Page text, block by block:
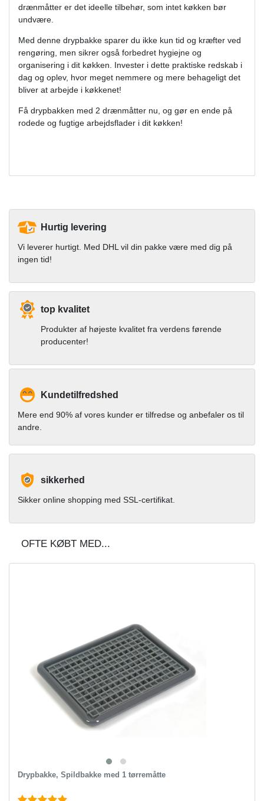
drænmåtter er det ideelle tilbehør, som intet køkken bør
undvære.
Med denne drypbakke sparer du ikke kun tid og kræfter ved
rengøring, men sikrer også forbedret hygiejne og
organisering i dit køkken. Invester i dette praktiske redskab i
dag og oplev, hvor meget nemmere og mere behageligt det
bliver at arbejde i køkkenet!
Få drypbakken med 2 drænmåtter nu, og gør en ende på
rodede og fugtige arbejdsflader i dit køkken!
Hurtig levering
Vi leverer hurtigt. Med DHL vil din pakke være med dig på
ingen tid!
top kvalitet
Produkter af højeste kvalitet fra verdens førende
producenter!
Kundetilfredshed
Mere end 90% af vores kunder er tilfredse og anbefaler os til
andre.
sikkerhed
Sikker online shopping med SSL-certifikat.
OFTE KØBT MED...
Drypbakke, Spildbakke med 1 tørremåtte